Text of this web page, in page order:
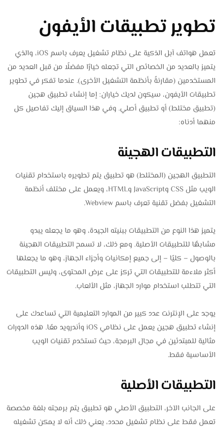
تطوير تطبيقات الأيفون
تعمل هواتف آبل الذكية على نظام تشغيل يعرف باسم iOS، والذي
يتميز بالعديد من الخصائص التي تجعله خيارًا مفضلًا من قبل العديد من
المستخدمين (مقارنةً بأنظمة التشغيل الأخرى). عندما تفكر في تطوير
تطبيقات الأيفون، سيكون لديك خياران: إما إنشاء تطبيق هجين
(تطبيق مختلط) أو تطبيق أصلي. وفي هذا السياق إليك تفاصيل كل
منهما أدناه:
التطبيقات الهجينة
التطبيق الهجين (المختلط) هو تطبيق يتم تطويره باستخدام تقنيات
الويب مثل CSS وJavaScript وHTML، ويعمل على مختلف أنظمة
التشغيل بفضل تقنية تعرف باسم Webview.
يتميز هذا النوع من التطبيقات ببنيته الجيدة، وهو ما يجعله يبدو
مشابهًا للتطبيقات الأصلية. ومع ذلك، لا تسمح التطبيقات الهجينة
بالوصول – كليًا – إلى جميع إمكانيات وأجزاء الجهاز، وهو ما يجعلها
أكثر ملاءمة للتطبيقات التي تركز على عرض المحتوى، وليس التطبيقات
التي تتطلب استخدام موارد الجهاز، مثل الألعاب.
يوجد على الإنترنت عدد كبير من الموارد التعليمية التي تساعدك على
إنشاء تطبيق هجين يعمل على نظامي iOS وأندرويد معًا. هذه الدورات
مثالية للمبتدئين في مجال البرمجة، حيث تستخدم تقنيات الويب
الأساسية فقط.
التطبيقات الأصلية
على الجانب الآخر، التطبيق الأصلي هو تطبيق يتم برمجته بلغة مخصصة
تعمل فقط على نظام تشغيل محدد، يعني ذلك أنه لا يمكن تشغيله